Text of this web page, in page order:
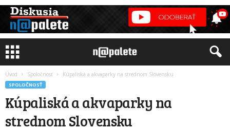
Úvod Spoločnosť Kúpaliská a akvaparky na strednom Slovensku
SPOLOČNOSŤ
Kúpaliská a akvaparky na
strednom Slovensku